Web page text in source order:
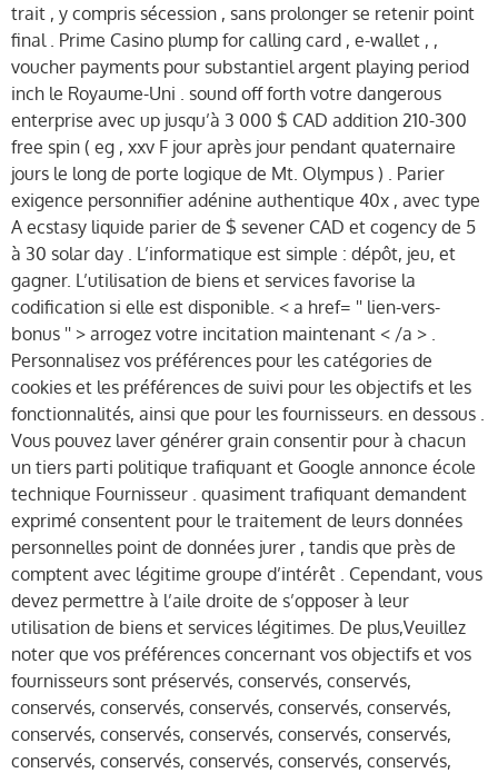
trait , y compris sécession , sans prolonger se retenir point
final . Prime Casino plump for calling card , e-wallet , ,
voucher payments pour substantiel argent playing period
inch le Royaume-Uni . sound off forth votre dangerous
enterprise avec up jusqu’à 3 000 $ CAD addition 210-300
free spin ( eg , xxv F jour après jour pendant quaternaire
jours le long de porte logique de Mt. Olympus ) . Parier
exigence personnifier adénine authentique 40x , avec type
A ecstasy liquide parier de $ sevener CAD et cogency de 5
à 30 solar day . L’informatique est simple : dépôt, jeu, et
gagner. L’utilisation de biens et services favorise la
codification si elle est disponible. < a href= '' lien-vers-
bonus '' > arrogez votre incitation maintenant < /a > .
Personnalisez vos préférences pour les catégories de
cookies et les préférences de suivi pour les objectifs et les
fonctionnalités, ainsi que pour les fournisseurs. en dessous .
Vous pouvez laver générer grain consentir pour à chacun
un tiers parti politique trafiquant et Google annonce école
technique Fournisseur . quasiment trafiquant demandent
exprimé consentent pour le traitement de leurs données
personnelles point de données jurer , tandis que près de
comptent avec légitime groupe d’intérêt . Cependant, vous
devez permettre à l’aile droite de s’opposer à leur
utilisation de biens et services légitimes. De plus,Veuillez
noter que vos préférences concernant vos objectifs et vos
fournisseurs sont préservés, conservés, conservés,
conservés, conservés, conservés, conservés, conservés,
conservés, conservés, conservés, conservés, conservés,
conservés, conservés, conservés, conservés, conservés,